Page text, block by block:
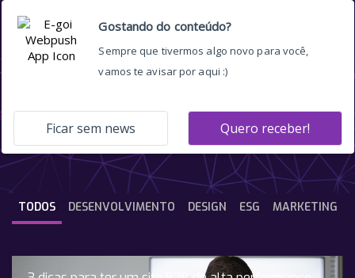
marketing sensorial
DESENVOLVIMENTO DESIGN ESG MARKETING
TODOS